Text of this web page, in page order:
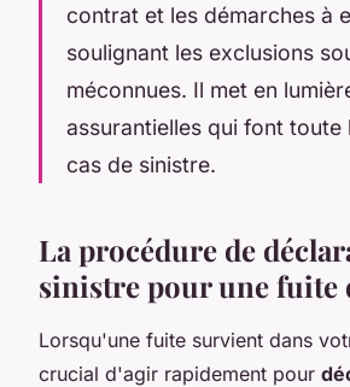
contrat et les démarches à
soulignant les exclusions
méconnues. Il met en
assurantielles qui font toute
cas de sinistre.
La procédure de
sinistre pour une fuite
Lorsqu'une fuite survient dans
crucial d'agir rapidement pour